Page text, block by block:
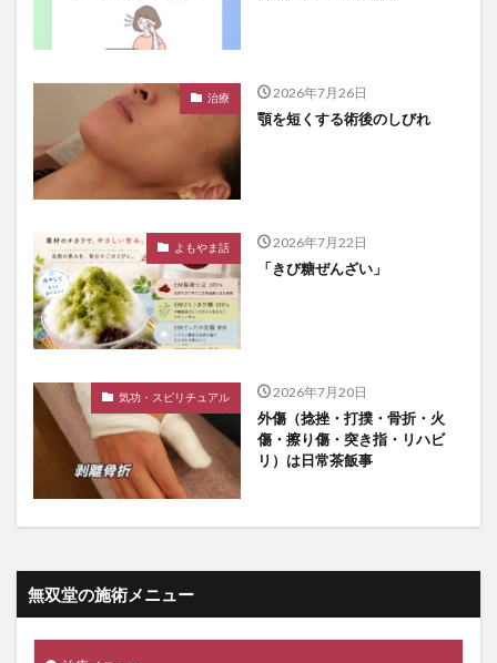
治療 2026年7月26日
顎を短くする術後のしびれ
よもやま話 2026年7月22日
「きび糖ぜんざい」
気功・スピリチュアル 2026年7月20日
外傷（捻挫・打撲・骨折・火
傷・擦り傷・突き指・リハビ
リ）は日常茶飯事
無双堂の施術メニュー